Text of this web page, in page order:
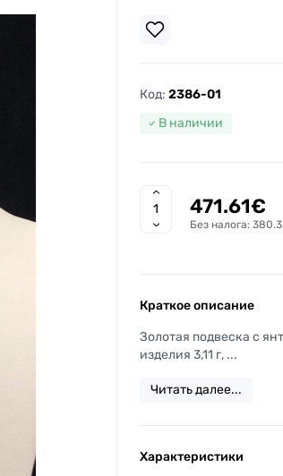
Код: 2386-01
В наличии
471.61€
Без налога:
Краткое описание
Золотая подвеска с
изделия 3,11 г, ...
Читать далее...
Характеристики